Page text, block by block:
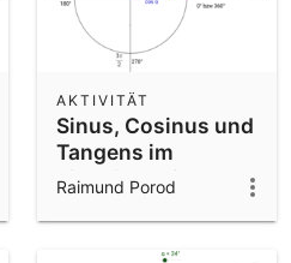
Sinus, Cosinus und
Tangens im
Einheitskreis
AKTIVITÄT
Raimund Porod